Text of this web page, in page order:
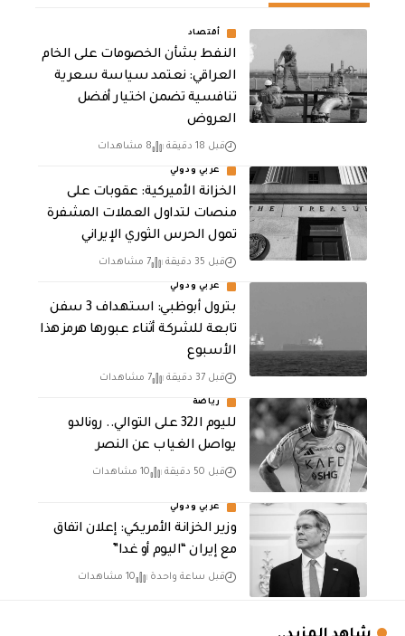
أقتصاد
النفط بشأن الخصومات على الخام
العراقي: نعتمد سياسة سعرية
تنافسية تضمن اختيار أفضل
العروض
قبل 18 دقيقة 8 مشاهدات
عربي ودولي
الخزانة الأميركية: عقوبات على
منصات لتداول العملات المشفرة
تمول الحرس الثوري الإيراني
قبل 35 دقيقة 7 مشاهدات
عربي ودولي
بترول أبوظبي: استهداف 3 سفن
تابعة للشركة أثناء عبورها هرمز هذا
الأسبوع
قبل 37 دقيقة 7 مشاهدات
رياضة
لليوم الـ32 على التوالي.. رونالدو
يواصل الغياب عن النصر
قبل 50 دقيقة 10 مشاهدات
عربي ودولي
وزير الخزانة الأمريكي: إعلان اتفاق
مع إيران “اليوم أو غدا”
قبل ساعة واحدة 10 مشاهدات